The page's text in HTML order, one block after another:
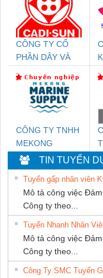
CÔNG TY CỔ
PHẦN DÂY VÀ
THƯỢNG ĐÌNH
CÔNG TY TNHH
MEKONG
MARINE SUPPLY
TIN TUYỂN
Tuyển gấp nhân viên
Mô tả công việc
Công ty theo...
Tuyển Nhanh Nhân
Mô tả công việc
Công ty theo...
Công Ty SMC Tuyển